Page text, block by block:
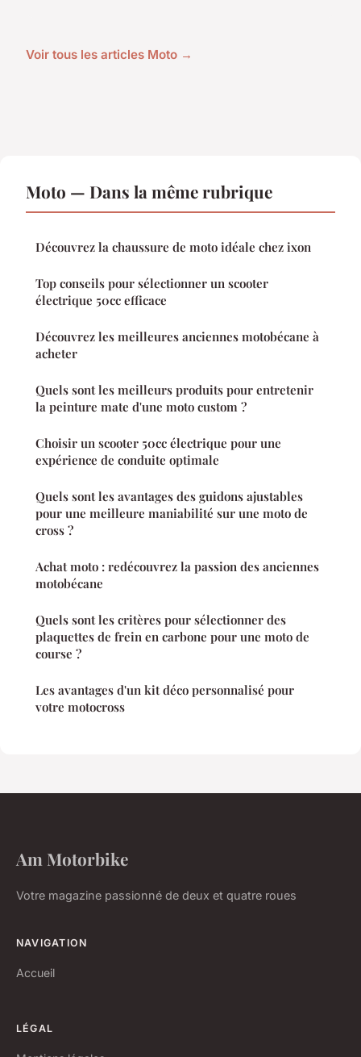
Voir tous les articles Moto →
Moto — Dans la même rubrique
Découvrez la chaussure de moto idéale chez ixon
Top conseils pour sélectionner un scooter
électrique 50cc efficace
Découvrez les meilleures anciennes motobécane à
acheter
Quels sont les meilleurs produits pour entretenir
la peinture mate d'une moto custom ?
Choisir un scooter 50cc électrique pour une
expérience de conduite optimale
Quels sont les avantages des guidons ajustables
pour une meilleure maniabilité sur une moto de
cross ?
Achat moto : redécouvrez la passion des anciennes
motobécane
Quels sont les critères pour sélectionner des
plaquettes de frein en carbone pour une moto de
course ?
Les avantages d'un kit déco personnalisé pour
votre motocross
Am Motorbike
Votre magazine passionné de deux et quatre roues
NAVIGATION
Accueil
LÉGAL